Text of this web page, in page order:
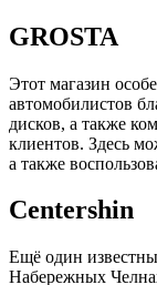
GROSTA
Этот магазин
автомобилистов
дисков, а также
клиентов. Здесь
а также
Centershin
Ещё один
Набережных